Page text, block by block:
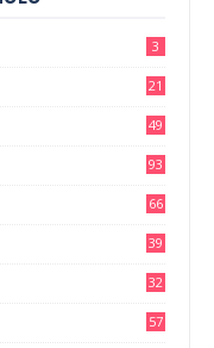
3
21
49
93
66
39
32
57